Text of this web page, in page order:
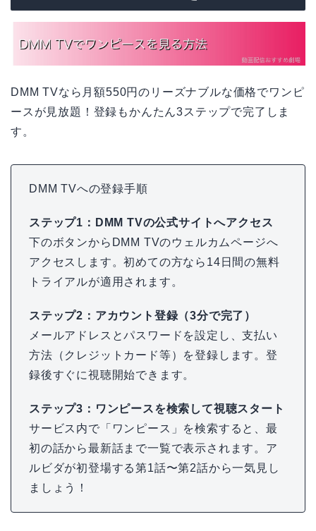
DMM TVなら月額550円のリーズナブルな価格でワンピ
ースが見放題！登録もかんたん3ステップで完了しま
す。
DMM TVへの登録手順
ステップ1：DMM TVの公式サイトへアクセス
下のボタンからDMM TVのウェルカムページへ
アクセスします。初めての方なら14日間の無料
トライアルが適用されます。
ステップ2：アカウント登録（3分で完了）
メールアドレスとパスワードを設定し、支払い
方法（クレジットカード等）を登録します。登
録後すぐに視聴開始できます。
ステップ3：ワンピースを検索して視聴スタート
サービス内で「ワンピース」を検索すると、最
初の話から最新話まで一覧で表示されます。ア
ルビダが初登場する第1話〜第2話から一気見し
ましょう！